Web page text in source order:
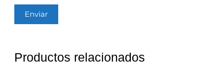
Productos relacionados